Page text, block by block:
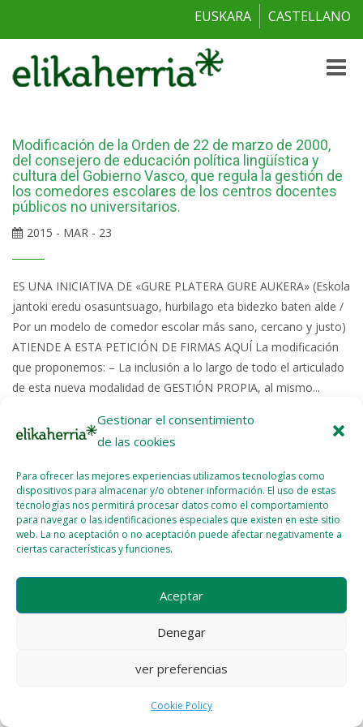
Gestionar el consentimiento
de las cookies
Para ofrecer las mejores experiencias utilizamos tecnologías como
dispositivos para almacenar y/o obtener información. El uso de estas
tecnologías nos permitirá procesar datos como el comportamiento
para navegar o las identificaciones especiales que existen en este sitio
web. La no aceptación o no aceptación puede afectar negativamente a
ciertas características y funciones.
Aceptar
Denegar
ver preferencias
Cookie Policy
EUSKARA CASTELLANO
Toggle
Modificación de la Orden de 22 de marzo de 2000,
del consejero de educación política lingüística y
cultura del Gobierno Vasco, que regula la gestión de
los comedores escolares de los centros docentes
públicos no universitarios.
2015 - MAR - 23
ES UNA INICIATIVA DE «GURE PLATERA GURE AUKERA» (Eskola
jantoki eredu osasuntsuago, hurbilago eta bidezko baten alde /
Por un modelo de comedor escolar más sano, cercano y justo)
ATIENDE A ESTA PETICIÓN DE FIRMAS AQUÍ La modificación
que proponemos: – La inclusión a lo largo de todo el articulado
de esta nueva modalidad de GESTIÓN PROPIA, al mismo...
Read More >>
Licencia del contenido